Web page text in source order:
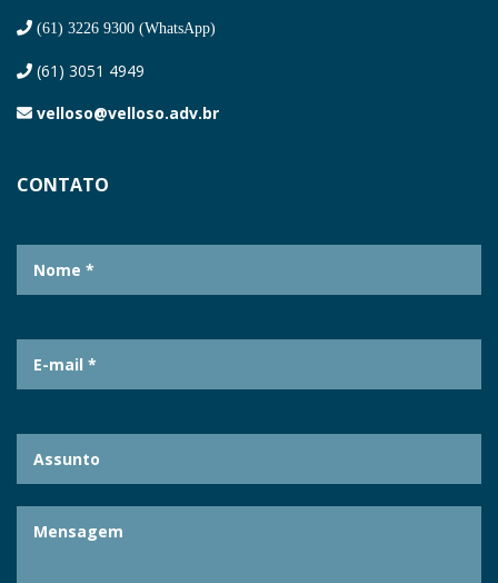
(61) 3226 9300 (WhatsApp)
(61) 3051 4949
velloso@velloso.adv.br
CONTATO